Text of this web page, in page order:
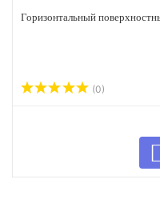
Горизонтальный
(0)